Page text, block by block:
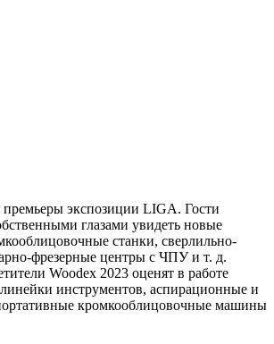
премьеры экспозиции LIGA. Гости
глазами увидеть новые
станки, сверлильно-
фрезерные центры с ЧПУ и т. д.
Woodex 2023 оценят в работе
инструментов, аспирационные и
кромкооблицовочные машины